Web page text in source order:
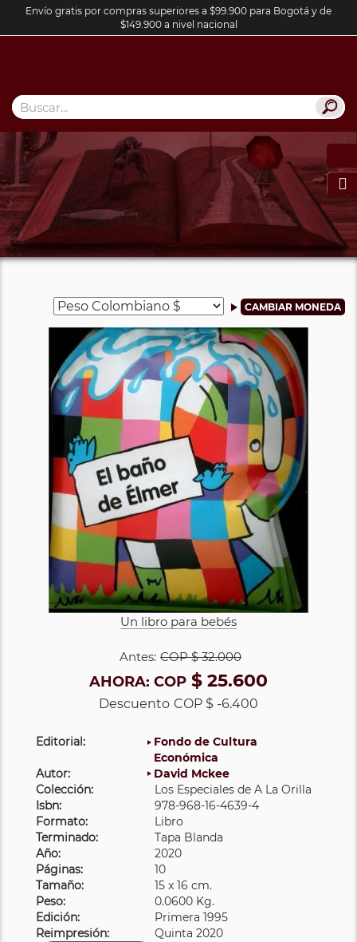
Envío gratis por compras superiores a $99.900 para Bogotá y de
$149.900 a nivel nacional

Un libro para bebés
Antes: COP$ 32.000
AHORA: COP $ 25.600
Descuento COP $ -6.400
Editorial:
Fondo de Cultura
Económica
Autor:
David Mckee
Colección:
Los Especiales de A La Orilla
Isbn:
978-968-16-4639-4
Formato:
Libro
Terminado:
Tapa Blanda
Año:
2020
Páginas:
10
Tamaño:
15 x 16 cm.
Peso:
0.0600 Kg.
Edición:
Primera 1995
Reimpresión:
Quinta 2020